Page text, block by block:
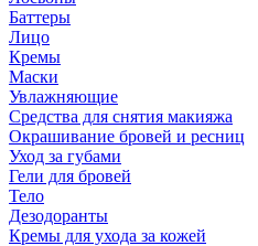
Баттеры
Лицо
Кремы
Маски
Увлажняющие
Средства для снятия макияжа
Окрашивание бровей и ресниц
Уход за губами
Гели для бровей
Тело
Дезодоранты
Кремы для ухода за кожей